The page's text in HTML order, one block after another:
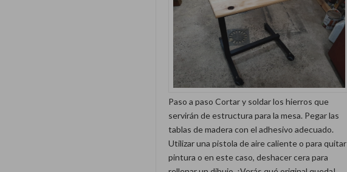
Paso a paso Cortar y soldar los hierros que
servirán de estructura para la mesa. Pegar las
tablas de madera con el adhesivo adecuado.
Utilizar una pistola de aire caliente o para quitar
pintura o en este caso, deshacer cera para